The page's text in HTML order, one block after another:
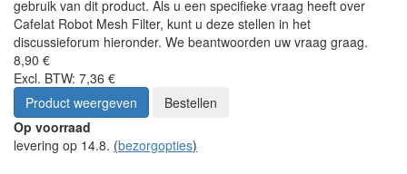
gebruik van dit product. Als u een specifieke vraag heeft over
Cafelat Robot Mesh Filter, kunt u deze stellen in het
discussieforum hieronder. We beantwoorden uw vraag graag.
8,90 €
Excl. BTW: 7,36 €
Product weergeven
Bestellen
Op voorraad
levering op 14.8. (bezorgopties)